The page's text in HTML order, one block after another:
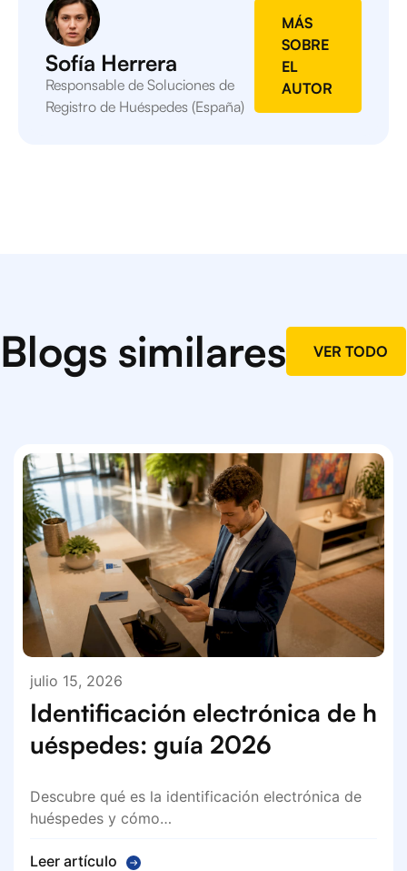
Sofía Herrera
Responsable de Soluciones de
Registro de Huéspedes (España)
MÁS
SOBRE
EL
AUTOR
Blogs similares VER TODO
julio 15, 2026
Identificación electrónica de h
uéspedes: guía 2026
Descubre qué es la identificación electrónica de
huéspedes y cómo…
Leer artículo